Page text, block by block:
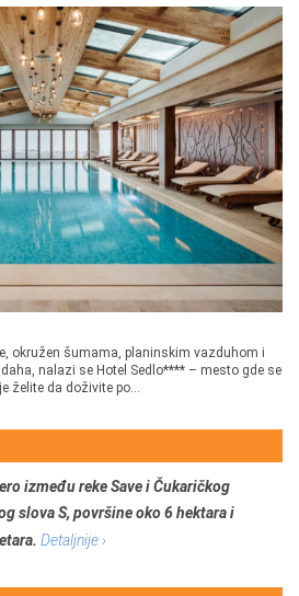
okružen šumama, planinskim vazduhom i
nalazi se Hotel Sedlo**** – mesto gde se
želite da doživite po...
između reke Save i Čukaričkog
slova S, površine oko 6 hektara i
Detaljnije ›